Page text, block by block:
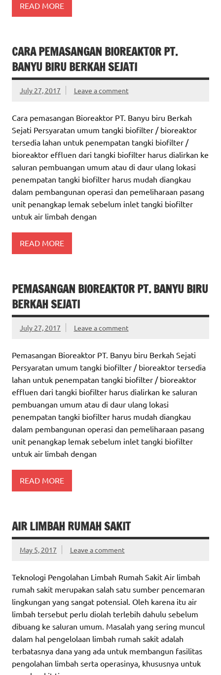
READ MORE
CARA PEMASANGAN BIOREAKTOR PT.
BANYU BIRU BERKAH SEJATI
July 27, 2017 Leave a comment
Cara pemasangan Bioreaktor PT. Banyu biru Berkah
Sejati Persyaratan umum tangki biofilter / bioreaktor
tersedia lahan untuk penempatan tangki biofilter /
bioreaktor effluen dari tangki biofilter harus dialirkan ke
saluran pembuangan umum atau di daur ulang lokasi
penempatan tangki biofilter harus mudah diangkau
dalam pembangunan operasi dan pemeliharaan pasang
unit penangkap lemak sebelum inlet tangki biofilter
untuk air limbah dengan
READ MORE
PEMASANGAN BIOREAKTOR PT. BANYU BIRU
BERKAH SEJATI
July 27, 2017 Leave a comment
Pemasangan Bioreaktor PT. Banyu biru Berkah Sejati
Persyaratan umum tangki biofilter / bioreaktor tersedia
lahan untuk penempatan tangki biofilter / bioreaktor
effluen dari tangki biofilter harus dialirkan ke saluran
pembuangan umum atau di daur ulang lokasi
penempatan tangki biofilter harus mudah diangkau
dalam pembangunan operasi dan pemeliharaan pasang
unit penangkap lemak sebelum inlet tangki biofilter
untuk air limbah dengan
READ MORE
AIR LIMBAH RUMAH SAKIT
May 5, 2017 Leave a comment
Teknologi Pengolahan Limbah Rumah Sakit Air limbah
rumah sakit merupakan salah satu sumber pencemaran
lingkungan yang sangat potensial. Oleh karena itu air
limbah tersebut perlu diolah terlebih dahulu sebelum
dibuang ke saluran umum. Masalah yang sering muncul
dalam hal pengelolaan limbah rumah sakit adalah
terbatasnya dana yang ada untuk membangun fasilitas
pengolahan limbah serta operasinya, khususnya untuk